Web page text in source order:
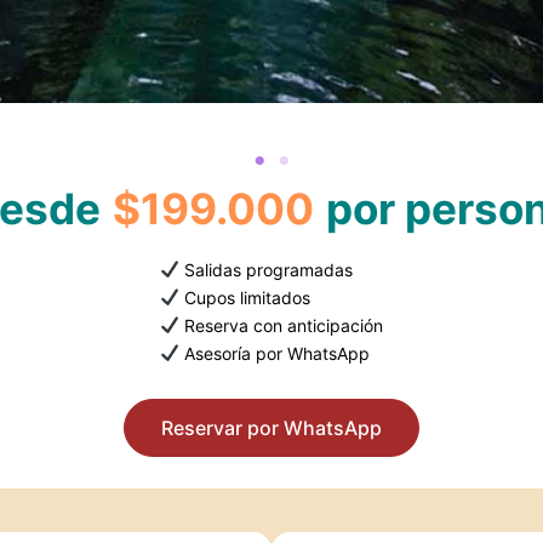
$199.000 por
Salidas programadas
Cupos limitados
Reserva con anticipación
Asesoría por WhatsApp
Reservar por WhatsApp